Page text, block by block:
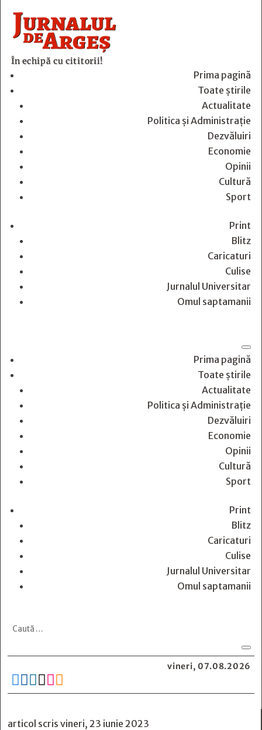
În echipă cu cititorii!
Prima pagină
Toate știrile
Actualitate
Politica și Administrație
Dezvăluiri
Economie
Opinii
Cultură
Sport
Print
Blitz
Caricaturi
Culise
Jurnalul Universitar
Omul saptamanii
Prima pagină
Toate știrile
Actualitate
Politica și Administrație
Dezvăluiri
Economie
Opinii
Cultură
Sport
Print
Blitz
Caricaturi
Culise
Jurnalul Universitar
Omul saptamanii
vineri, 07.08.2026
     
articol scris vineri, 23 iunie 2023